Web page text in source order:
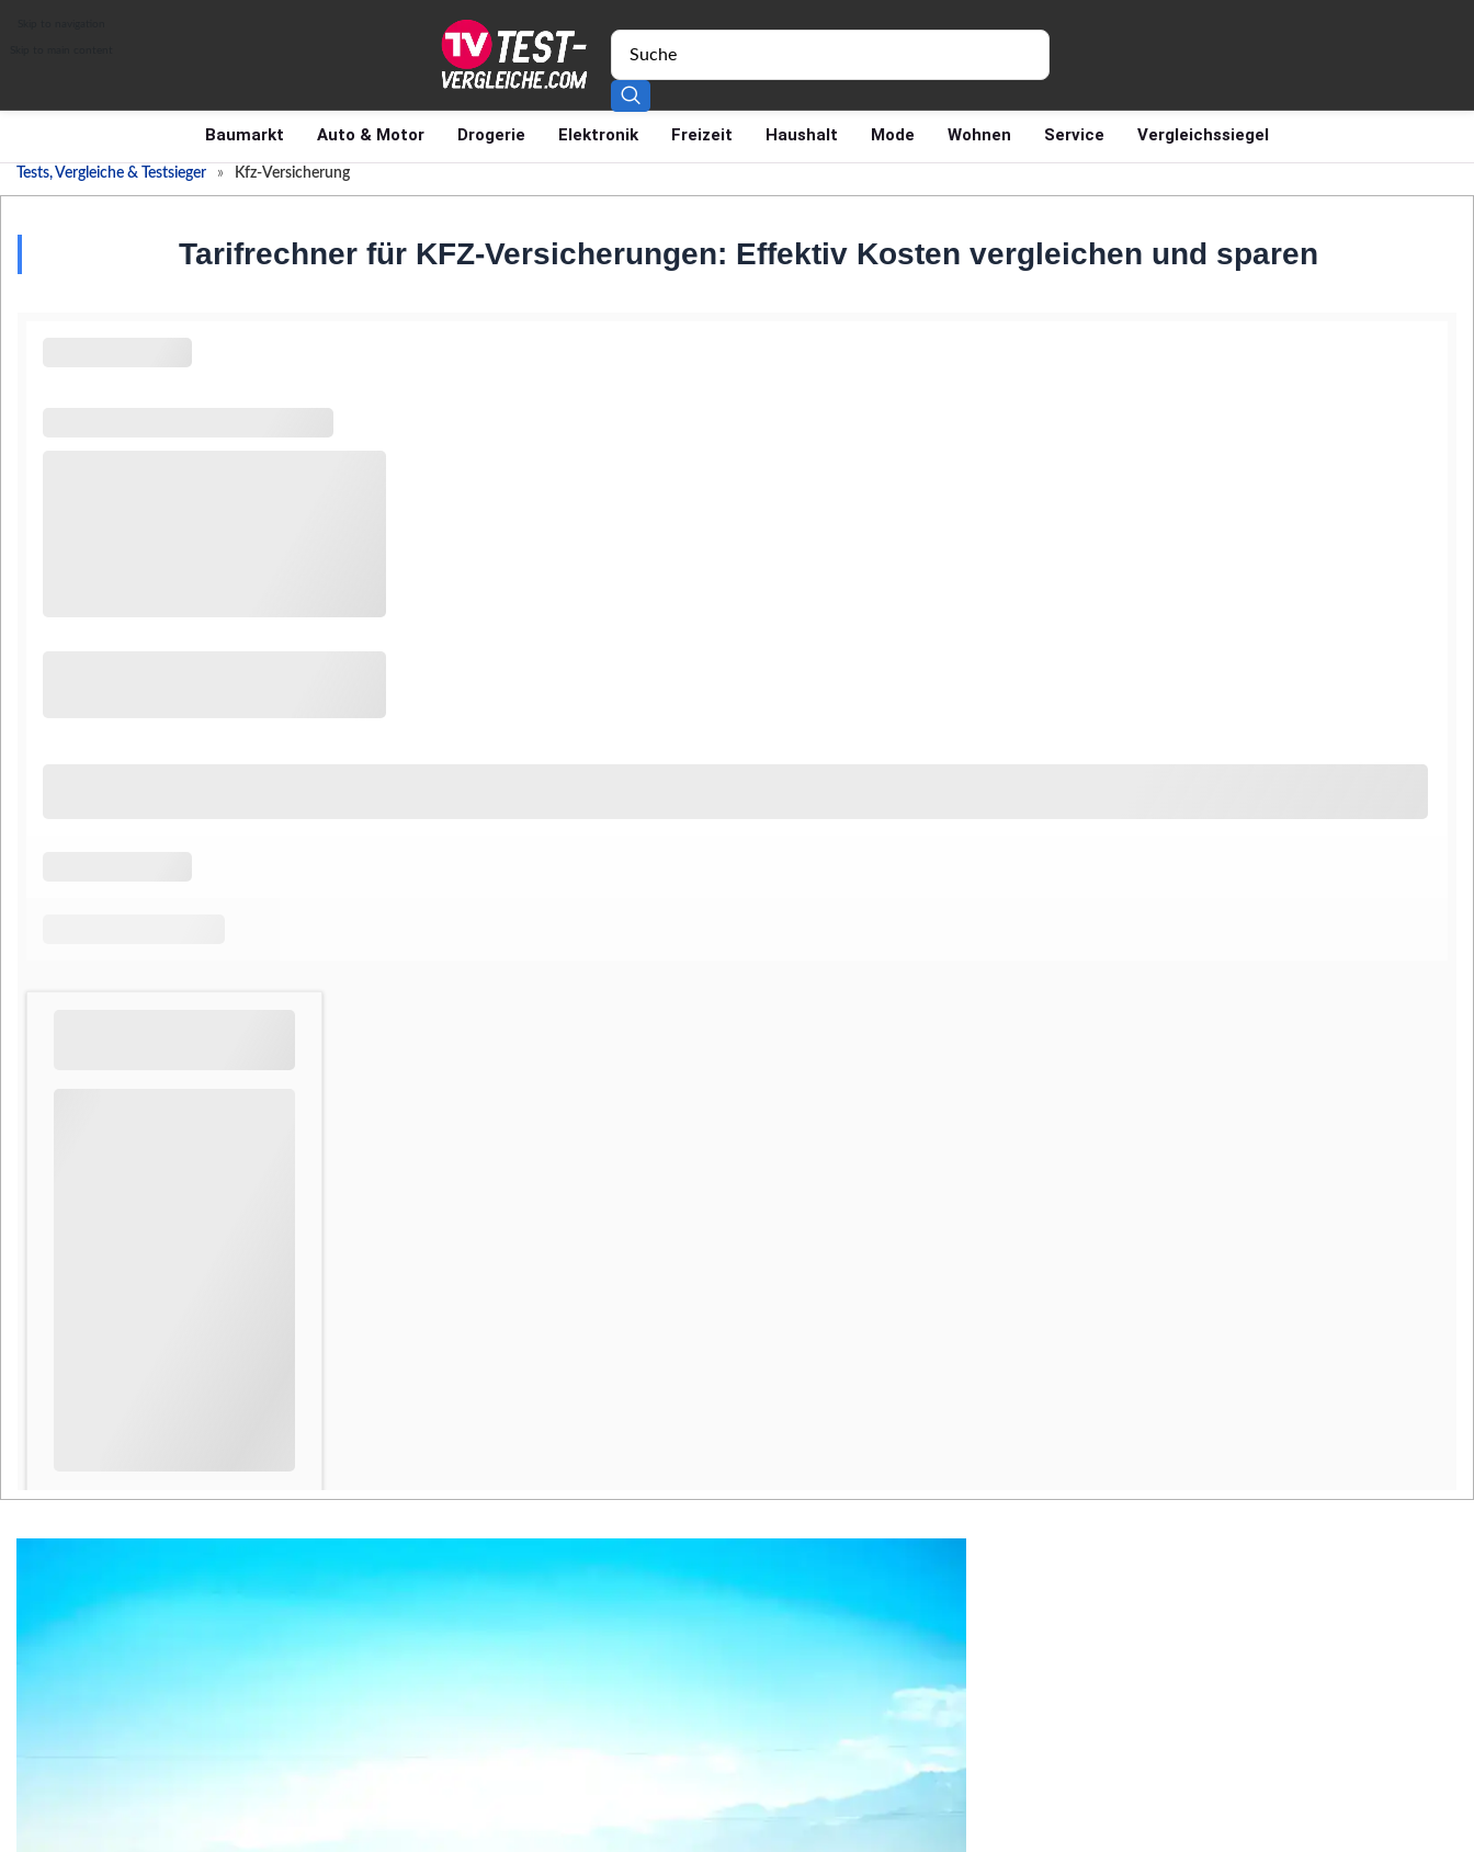
Baumarkt Auto & Motor Drogerie Elektronik Freizeit Haushalt Mode Wohnen Service Vergleichssiegel
Tests, Vergleiche & Testsieger » Kfz-Versicherung
Tarifrechner für KFZ-Versicherungen: Effektiv Kosten vergleichen und sparen